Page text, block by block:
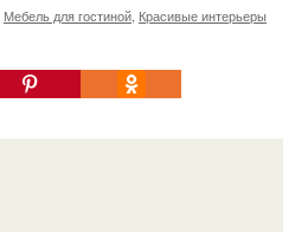
Мебель для гостиной Красивые интерьеры